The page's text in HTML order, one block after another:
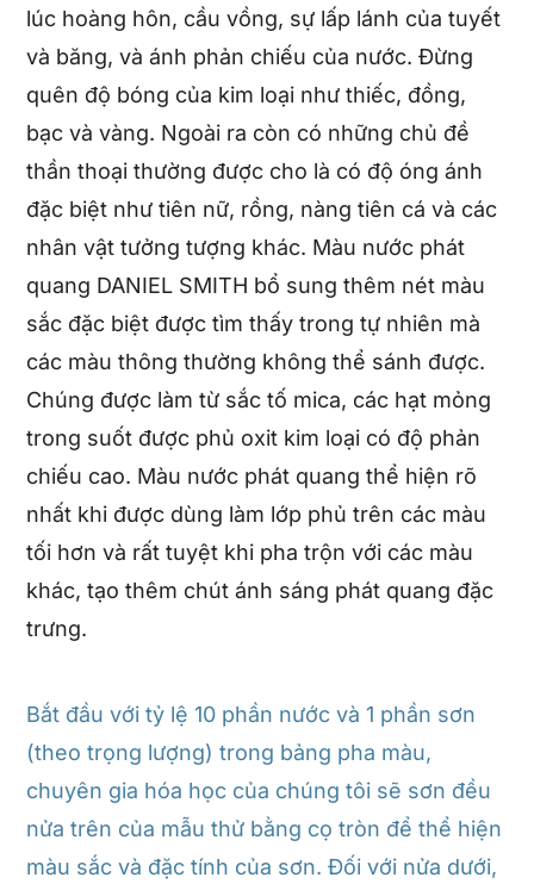
lúc hoàng hôn, cầu vồng, sự lấp lánh của tuyết
và băng, và ánh phản chiếu của nước. Đừng
quên độ bóng của kim loại như thiếc, đồng,
bạc và vàng. Ngoài ra còn có những chủ đề
thần thoại thường được cho là có độ óng ánh
đặc biệt như tiên nữ, rồng, nàng tiên cá và các
nhân vật tưởng tượng khác. Màu nước phát
quang DANIEL SMITH bổ sung thêm nét màu
sắc đặc biệt được tìm thấy trong tự nhiên mà
các màu thông thường không thể sánh được.
Chúng được làm từ sắc tố mica, các hạt mỏng
trong suốt được phủ oxit kim loại có độ phản
chiếu cao. Màu nước phát quang thể hiện rõ
nhất khi được dùng làm lớp phủ trên các màu
tối hơn và rất tuyệt khi pha trộn với các màu
khác, tạo thêm chút ánh sáng phát quang đặc
trưng.
Bắt đầu với tỷ lệ 10 phần nước và 1 phần sơn
(theo trọng lượng) trong bảng pha màu,
chuyên gia hóa học của chúng tôi sẽ sơn đều
nửa trên của mẫu thử bằng cọ tròn để thể hiện
màu sắc và đặc tính của sơn. Đối với nửa dưới,